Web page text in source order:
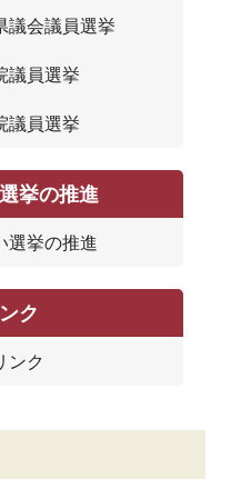
議会議員選挙
議員選挙
議員選挙
挙の推進
選挙の推進
ク
ンク